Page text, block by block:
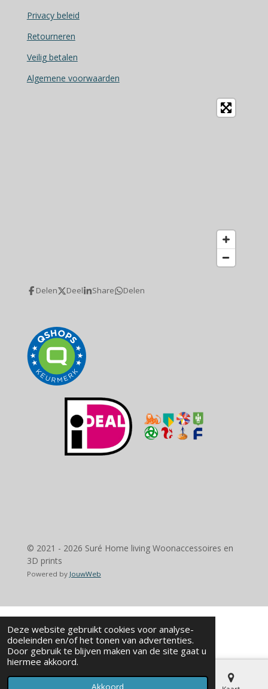
Deze website gebruikt cookies voor analyse-
doeleinden en/of het tonen van advertenties.
Door gebruik te blijven maken van de site gaat u
hiermee akkoord.
Akkoord
Privacy beleid
Retourneren
Veilig betalen
Algemene voorwaarden
Delen Deel Share Delen
© 2021 - 2026 Suré Home living Woonaccessoires en
3D prints
Powered by JouwWeb